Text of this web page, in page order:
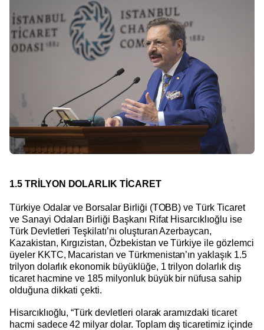
1.5 TRİLYON DOLARLIK TİCARET
Türkiye Odalar ve Borsalar Birliği (TOBB) ve Türk Ticaret
ve Sanayi Odaları Birliği Başkanı Rifat Hisarcıklıoğlu ise
Türk Devletleri Teşkilatı’nı oluşturan Azerbaycan,
Kazakistan, Kırgızistan, Özbekistan ve Türkiye ile gözlemci
üyeler KKTC, Macaristan ve Türkmenistan’ın yaklaşık 1.5
trilyon dolarlık ekonomik büyüklüğe, 1 trilyon dolarlık dış
ticaret hacmine ve 185 milyonluk büyük bir nüfusa sahip
olduğuna dikkati çekti.
Hisarcıklıoğlu, “Türk devletleri olarak aramızdaki ticaret
hacmi sadece 42 milyar dolar. Toplam dış ticaretimiz içinde